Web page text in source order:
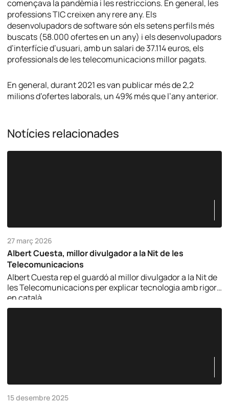
començava la pandèmia i les restriccions. En general, les
professions TIC creixen any rere any. Els
desenvolupadors de software són els setens perfils més
buscats (58.000 ofertes en un any) i els desenvolupadors
d’interfície d’usuari, amb un salari de 37.114 euros, els
professionals de les telecomunicacions millor pagats.
En general, durant 2021 es van publicar més de 2,2
milions d’ofertes laborals, un 49% més que l’any anterior.
Notícies relacionades
27 març 2026
Albert Cuesta, millor divulgador a la Nit de les
Telecomunicacions
Albert Cuesta rep el guardó al millor divulgador a la Nit de
les Telecomunicacions per explicar tecnologia amb rigor i
en català.
15 desembre 2025